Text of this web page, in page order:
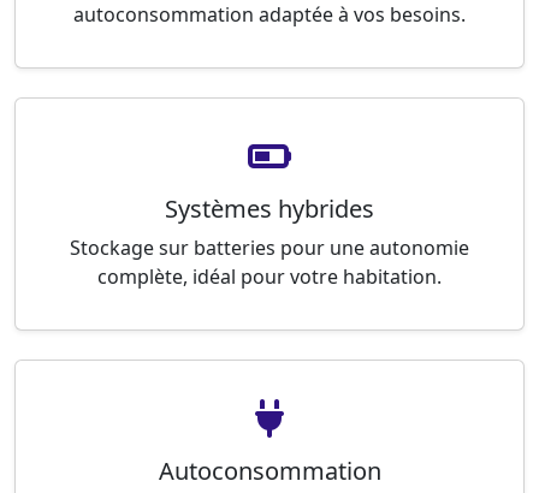
autoconsommation adaptée à vos besoins.
Systèmes hybrides
Stockage sur batteries pour une autonomie
complète, idéal pour votre habitation.
Autoconsommation